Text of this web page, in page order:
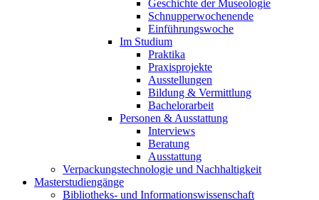
Geschichte der Museologie
Schnupperwochenende
Einführungswoche
Im Studium
Praktika
Praxisprojekte
Ausstellungen
Bildung & Vermittlung
Bachelorarbeit
Personen & Ausstattung
Interviews
Beratung
Ausstattung
Verpackungstechnologie und Nachhaltigkeit
Masterstudiengänge
Bibliotheks- und Informationswissenschaft